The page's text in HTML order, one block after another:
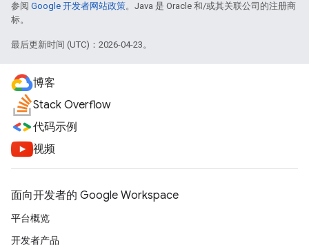
参阅 Google 开发者网站政策。Java 是 Oracle 和/或其关联公司的注册商
标。
最后更新时间 (UTC)：2026-04-23。
博客
Stack Overflow
代码示例
视频
面向开发者的 Google Workspace
平台概览
开发者产品